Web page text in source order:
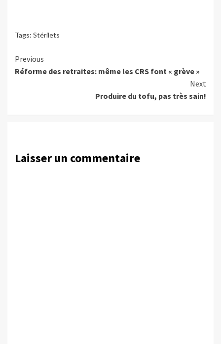
Tags: Stérilets
Continue
Reading
Previous
Réforme des retraites: même les CRS font « grève »
Next
Produire du tofu, pas très sain!
Laisser un commentaire